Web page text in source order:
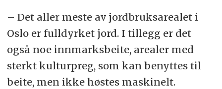
– Det aller meste av jordbruksarealet i
Oslo er fulldyrket jord. I tillegg er det
også noe innmarksbeite, arealer med
sterkt kulturpreg, som kan benyttes til
beite, men ikke høstes maskinelt.